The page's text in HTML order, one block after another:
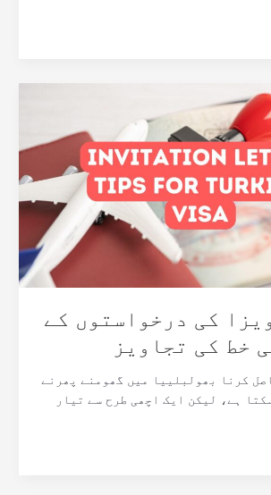
کی درخواستوں کے
خط کی تجاویز
کرنا بھولبلییا میں گھومنے پھرنے
ہے، لیکن ایک اچھی طرح سے تیار